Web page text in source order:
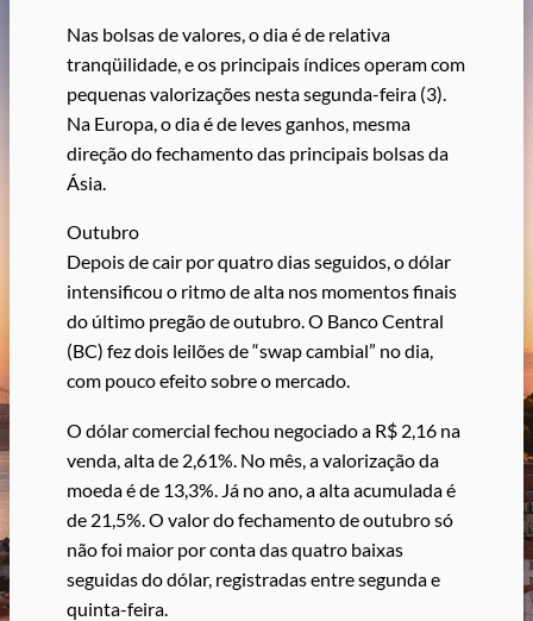
Nas bolsas de valores, o dia é de relativa
tranqüilidade, e os principais índices operam com
pequenas valorizações nesta segunda-feira (3).
Na Europa, o dia é de leves ganhos, mesma
direção do fechamento das principais bolsas da
Ásia.
Outubro
Depois de cair por quatro dias seguidos, o dólar
intensificou o ritmo de alta nos momentos finais
do último pregão de outubro. O Banco Central
(BC) fez dois leilões de “swap cambial” no dia,
com pouco efeito sobre o mercado.
O dólar comercial fechou negociado a R$ 2,16 na
venda, alta de 2,61%. No mês, a valorização da
moeda é de 13,3%. Já no ano, a alta acumulada é
de 21,5%. O valor do fechamento de outubro só
não foi maior por conta das quatro baixas
seguidas do dólar, registradas entre segunda e
quinta-feira.